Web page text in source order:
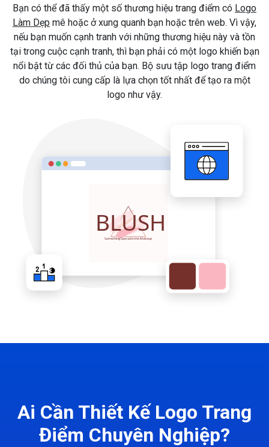
Bạn có thể đã thấy một số thương hiệu trang điểm có Logo
Làm Dẹp mê hoặc ở xung quanh bạn hoặc trên web. Vì vậy,
nếu bạn muốn cạnh tranh với những thương hiệu này và tồn
tại trong cuộc cạnh tranh, thì bạn phải có một logo khiến bạn
nổi bật từ các đối thủ của bạn. Bộ sưu tập logo trang điểm
do chúng tôi cung cấp là lựa chọn tốt nhất để tạo ra một
logo như vậy.
Ai Cần Thiết Kế Logo Trang
Điểm Chuyên Nghiệp?